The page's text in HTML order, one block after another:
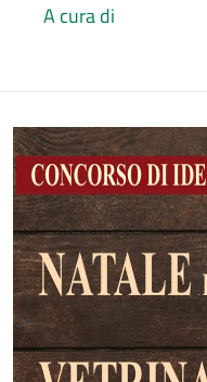
A cura di